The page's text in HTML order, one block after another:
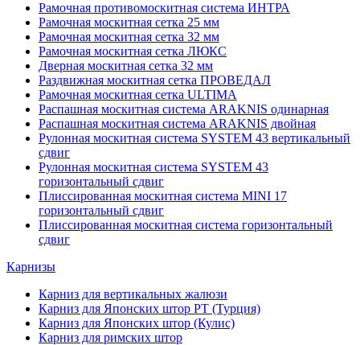
Рамочная противомоскитная система ИНТРА
Рамочная москитная сетка 25 мм
Рамочная москитная сетка 32 мм
Рамочная москитная сетка ЛЮКС
Дверная москитная сетка 32 мм
Раздвижная москитная сетка ПРОВЕДАЛ
Рамочная москитная сетка ULTIMA
Распашная москитная система ARAKNIS одинарная
Распашная москитная система ARAKNIS двойная
Рулонная москитная система SYSTEM 43 вертикальный
сдвиг
Рулонная москитная система SYSTEM 43
горизонтальный сдвиг
Плиссированная москитная система MINI 17
горизонтальный сдвиг
Плиссированная москитная система горизонтальный
сдвиг
Карнизы
Карниз для вертикальных жалюзи
Карниз для Японских штор РТ (Турция)
Карниз для Японских штор (Кулис)
Карниз для римских штор